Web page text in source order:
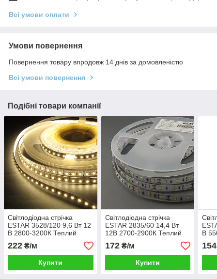
Всі умови оплати
Умови повернення
Повернення товару впродовж 14 днів за домовленістю
Всі умови повернення
Подібні товари компанії
Світлодіодна стрічка
ESTAR 3528/120 9,6 Вт 12
В 2800-3200К Теплий
білий IP20 преміум
222 ₴/м
Купити
Світлодіодна стрічка
ESTAR 2835/60 14,4 Вт
12В 2700-2900К Теплий
білий IP20 преміум
172₴/м
Купити
В
154